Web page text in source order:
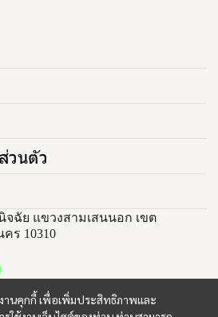
านคุกกี้ เพื่อเพิ่มประสิทธิภาพและ
วนตัว
จฉัย แขวงสามเสนนอก เขต
ร 10310